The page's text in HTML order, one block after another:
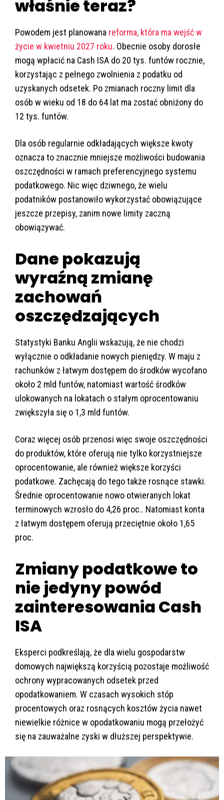
właśnie teraz?
Powodem jest planowana reforma, która ma wejść w
życie w kwietniu 2027 roku. Obecnie osoby dorosłe
mogą wpłacić na Cash ISA do 20 tys. funtów rocznie,
korzystając z pełnego zwolnienia z podatku od
uzyskanych odsetek. Po zmianach roczny limit dla
osób w wieku od 18 do 64 lat ma zostać obniżony do
12 tys. funtów.
Dla osób regularnie odkładających większe kwoty
oznacza to znacznie mniejsze możliwości budowania
oszczędności w ramach preferencyjnego systemu
podatkowego. Nic więc dziwnego, że wielu
podatników postanowiło wykorzystać obowiązujące
jeszcze przepisy, zanim nowe limity zaczną
obowiązywać.
Dane pokazują
wyraźną zmianę
zachowań
oszczędzających
Statystyki Banku Anglii wskazują, że nie chodzi
wyłącznie o odkładanie nowych pieniędzy. W maju z
rachunków z łatwym dostępem do środków wycofano
około 2 mld funtów, natomiast wartość środków
ulokowanych na lokatach o stałym oprocentowaniu
zwiększyła się o 1,3 mld funtów.
Coraz więcej osób przenosi więc swoje oszczędności
do produktów, które oferują nie tylko korzystniejsze
oprocentowanie, ale również większe korzyści
podatkowe. Zachęcają do tego także rosnące stawki.
Średnie oprocentowanie nowo otwieranych lokat
terminowych wzrosło do 4,26 proc.. Natomiast konta
z łatwym dostępem oferują przeciętnie około 1,65
proc.
Zmiany podatkowe to
nie jedyny powód
zainteresowania Cash
ISA
Eksperci podkreślają, że dla wielu gospodarstw
domowych największą korzyścią pozostaje możliwość
ochrony wypracowanych odsetek przed
opodatkowaniem. W czasach wysokich stóp
procentowych oraz rosnących kosztów życia nawet
niewielkie różnice w opodatkowaniu mogą przełożyć
się na zauważalne zyski w dłuższej perspektywie.